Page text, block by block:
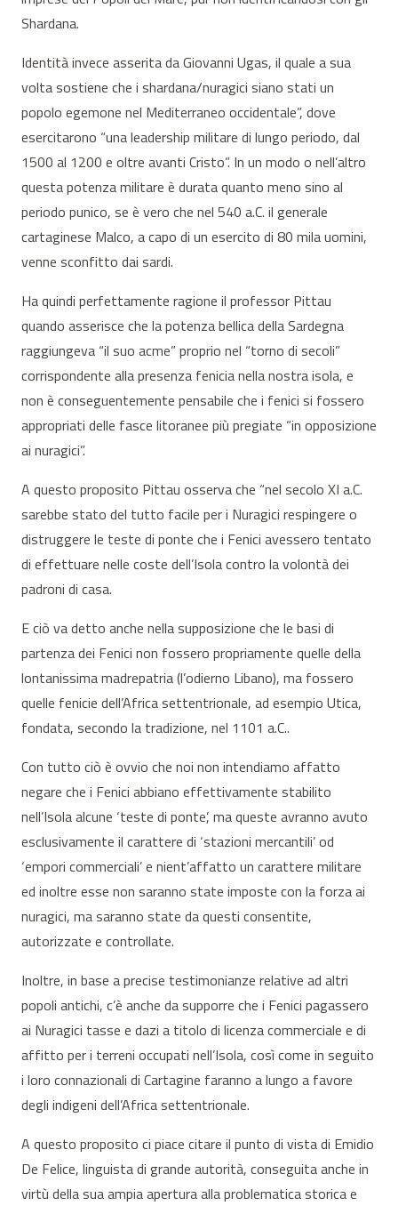
Shardana.
Identità invece asserita da Giovanni Ugas, il quale a sua
volta sostiene che i shardana/nuragici siano stati un
popolo egemone nel Mediterraneo occidentale”, dove
esercitarono “una leadership militare di lungo periodo, dal
1500 al 1200 e oltre avanti Cristo”. In un modo o nell’altro
questa potenza militare è durata quanto meno sino al
periodo punico, se è vero che nel 540 a.C. il generale
cartaginese Malco, a capo di un esercito di 80 mila uomini,
venne sconfitto dai sardi.
Ha quindi perfettamente ragione il professor Pittau
quando asserisce che la potenza bellica della Sardegna
raggiungeva “il suo acme” proprio nel “torno di secoli”
corrispondente alla presenza fenicia nella nostra isola, e
non è conseguentemente pensabile che i fenici si fossero
appropriati delle fasce litoranee più pregiate “in opposizione
ai nuragici”.
A questo proposito Pittau osserva che “nel secolo XI a.C.
sarebbe stato del tutto facile per i Nuragici respingere o
distruggere le teste di ponte che i Fenici avessero tentato
di effettuare nelle coste dell’Isola contro la volontà dei
padroni di casa.
E ciò va detto anche nella supposizione che le basi di
partenza dei Fenici non fossero propriamente quelle della
lontanissima madrepatria (l’odierno Libano), ma fossero
quelle fenicie dell’Africa settentrionale, ad esempio Utica,
fondata, secondo la tradizione, nel 1101 a.C..
Con tutto ciò è ovvio che noi non intendiamo affatto
negare che i Fenici abbiano effettivamente stabilito
nell’Isola alcune ‘teste di ponte’, ma queste avranno avuto
esclusivamente il carattere di ‘stazioni mercantili’ od
‘empori commerciali’ e nient’affatto un carattere militare
ed inoltre esse non saranno state imposte con la forza ai
nuragici, ma saranno state da questi consentite,
autorizzate e controllate.
Inoltre, in base a precise testimonianze relative ad altri
popoli antichi, c’è anche da supporre che i Fenici pagassero
ai Nuragici tasse e dazi a titolo di licenza commerciale e di
affitto per i terreni occupati nell’Isola, così come in seguito
i loro connazionali di Cartagine faranno a lungo a favore
degli indigeni dell’Africa settentrionale.
A questo proposito ci piace citare il punto di vista di Emidio
De Felice, linguista di grande autorità, conseguita anche in
virtù della sua ampia apertura alla problematica storica e